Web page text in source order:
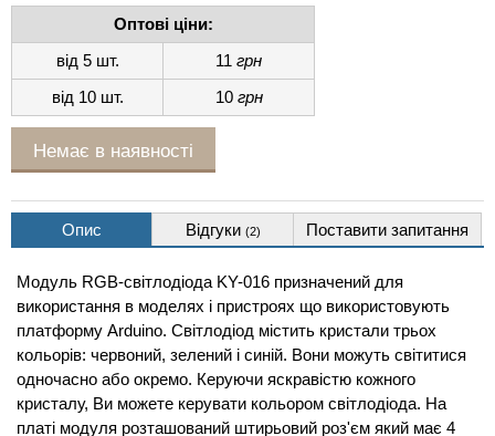
Оптові ціни:
від 5 шт.
11 грн
від 10 шт.
10грн
Немає в наявності
Опис Відгуки (2) Поставити запитання
Модуль RGB-світлодіода KY-016 призначений для
використання в моделях і пристроях що використовують
платформу Arduino. Світлодіод містить кристали трьох
кольорів: червоний, зелений і синій. Вони можуть світитися
одночасно або окремо. Керуючи яскравістю кожного
кристалу, Ви можете керувати кольором світлодіода. На
платі модуля розташований штирьовий роз'єм який має 4